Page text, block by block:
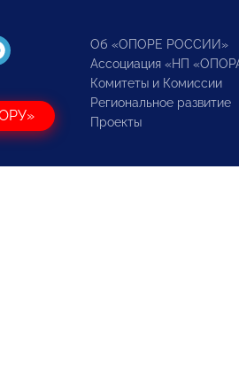
Об «ОПОРЕ РОССИИ»
Ассоциация «НП
Комитеты и Комиссии
Региональное развитие
Проекты